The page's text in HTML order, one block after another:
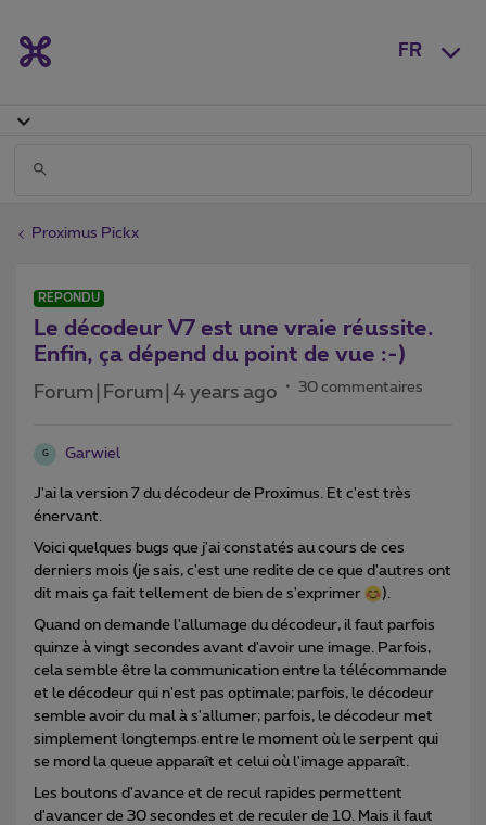
FR
Proximus Pickx
RÉPONDU
Le décodeur V7 est une vraie réussite.
Enfin, ça dépend du point de vue :-)
Forum|Forum|4 years ago 30 commentaires
G Garwiel
J'ai la version 7 du décodeur de Proximus. Et c'est très
énervant.
Voici quelques bugs que j'ai constatés au cours de ces
derniers mois (je sais, c'est une redite de ce que d'autres ont
dit mais ça fait tellement de bien de s'exprimer
).
Quand on demande l'allumage du décodeur, il faut parfois
quinze à vingt secondes avant d'avoir une image. Parfois,
cela semble être la communication entre la télécommande
et le décodeur qui n'est pas optimale; parfois, le décodeur
semble avoir du mal à s'allumer; parfois, le décodeur met
simplement longtemps entre le moment où le serpent qui
se mord la queue apparaît et celui où l'image apparaît.
Les boutons d'avance et de recul rapides permettent
d'avancer de 30 secondes et de reculer de 10. Mais il faut